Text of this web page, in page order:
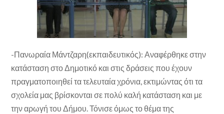
-Πανωραία Μάντζαρη(εκπαιδευτικός): Αναφέρθηκε στην
κατάσταση στο Δημοτικό και στις δράσεις που έχουν
πραγματοποιηθεί τα τελευταία χρόνια, εκτιμώντας ότι τα
σχολεία μας βρίσκονται σε πολύ καλή κατάσταση και με
την αρωγή του Δήμου. Τόνισε όμως το θέμα της